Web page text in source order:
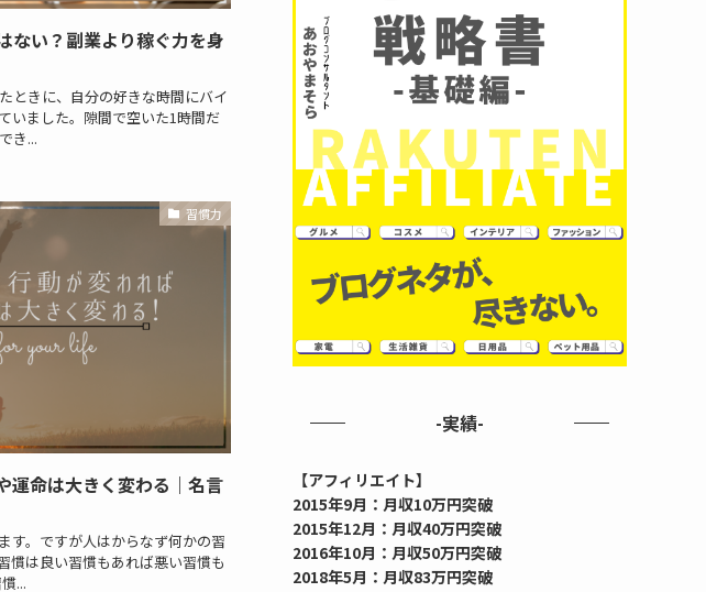
ない？副業より稼ぐ力を身
ときに、自分の好きな時間にバイ
いました。隙間で空いた1時間だ
き...
習慣力
運命は大きく変わる｜名言
す。ですが人はからなず何かの習
慣は良い習慣もあれば悪い習慣も
...
-実績-
【アフィリエイト】
2015年9月：月収10万円突破
2015年12月：月収40万円突破
2016年10月：月収50万円突破
2018年5月：月収83万円突破